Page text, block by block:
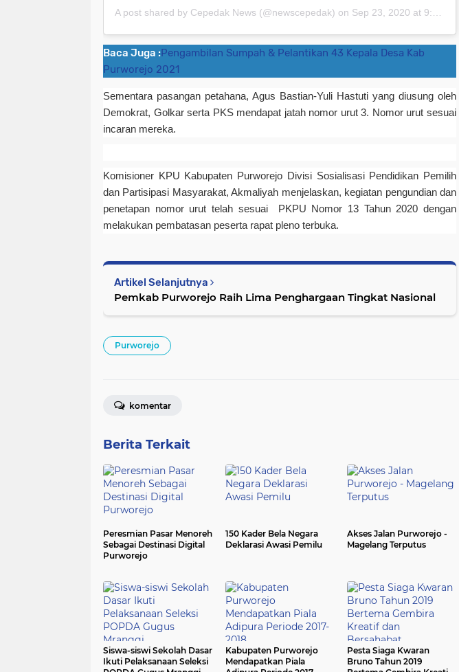
A post shared by Cepedak News (@newscepedak) on Sep 23, 2020 at 9:42pm PDT
Baca Juga :Pengambilan Sumpah & Pelantikan 43 Kepala Desa Kab
Purworejo 2021
Sementara pasangan petahana, Agus Bastian-Yuli Hastuti yang diusung oleh
Demokrat, Golkar serta PKS mendapat jatah nomor urut 3. Nomor urut sesuai
incaran mereka.
Komisioner KPU Kabupaten Purworejo Divisi Sosialisasi Pendidikan Pemilih
dan Partisipasi Masyarakat, Akmaliyah menjelaskan, kegiatan pengundian dan
penetapan nomor urut telah sesuai PKPU Nomor 13 Tahun 2020 dengan
melakukan pembatasan peserta rapat pleno terbuka.
Artikel Selanjutnya
Pemkab Purworejo Raih Lima Penghargaan Tingkat Nasional
Purworejo
komentar
Berita Terkait
Peresmian Pasar Menoreh
Sebagai Destinasi Digital
Purworejo
150 Kader Bela Negara
Deklarasi Awasi Pemilu
Akses Jalan Purworejo -
Magelang Terputus
Siswa-siswi Sekolah Dasar
Ikuti Pelaksanaan Seleksi
Kabupaten Purworejo
Mendapatkan Piala
Pesta Siaga Kwaran
Bruno Tahun 2019